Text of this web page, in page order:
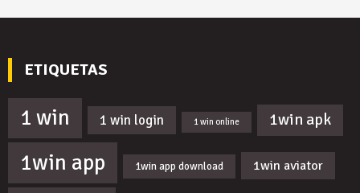
ETIQUETAS
1 win 1 win login 1 win online 1win apk
1win app 1win app download 1win aviator